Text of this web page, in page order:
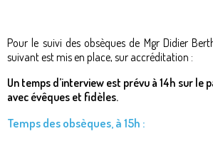
Pour le suivi des obsèques de Mgr Didier
suivant est mis en place, sur accréditation :
Un temps d’interview est prévu à 14h sur le
avec évêques et fidèles.
Temps des obsèques, à 15h :